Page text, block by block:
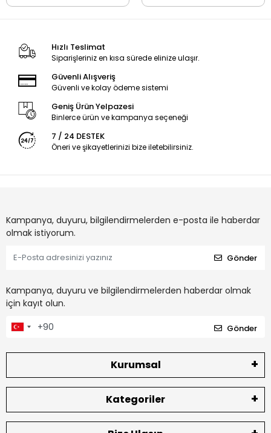
Hızlı Teslimat
Siparişleriniz en kısa sürede elinize ulaşır.
Güvenli Alışveriş
Güvenli ve kolay ödeme sistemi
Geniş Ürün Yelpazesi
Binlerce ürün ve kampanya seçeneği
7 / 24 DESTEK
Öneri ve şikayetlerinizi bize iletebilirsiniz.
Kampanya, duyuru, bilgilendirmelerden e-posta ile haberdar
olmak istiyorum.
Gönder
Kampanya, duyuru ve bilgilendirmelerden haberdar olmak
için kayıt olun.
Gönder
Kurumsal
Kategoriler